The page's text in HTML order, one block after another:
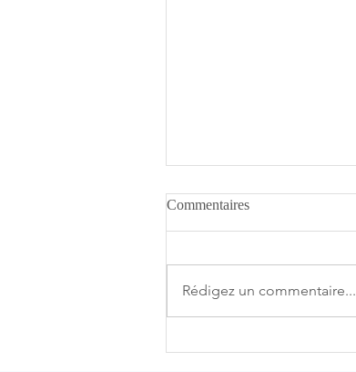
Commentaires
Rédigez un commentaire...